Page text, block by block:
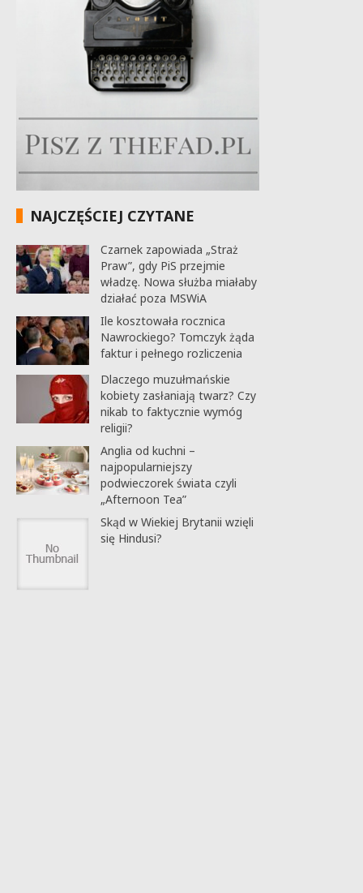
NAJCZĘŚCIEJ CZYTANE
Czarnek zapowiada „Straż
Praw”, gdy PiS przejmie
władzę. Nowa służba miałaby
działać poza MSWiA
Ile kosztowała rocznica
Nawrockiego? Tomczyk żąda
faktur i pełnego rozliczenia
Dlaczego muzułmańskie
kobiety zasłaniają twarz? Czy
nikab to faktycznie wymóg
religii?
Anglia od kuchni –
najpopularniejszy
podwieczorek świata czyli
„Afternoon Tea”
Skąd w Wiekiej Brytanii wzięli
się Hindusi?